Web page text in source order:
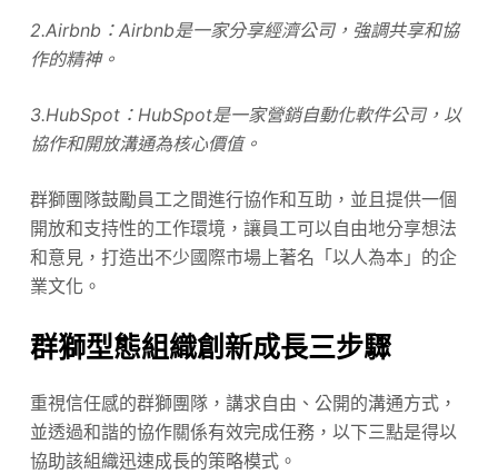
2.Airbnb：Airbnb是一家分享經濟公司，強調共享和協
作的精神。
3.HubSpot：HubSpot是一家營銷自動化軟件公司，以
協作和開放溝通為核心價值。
群獅團隊鼓勵員工之間進行協作和互助，並且提供一個
開放和支持性的工作環境，讓員工可以自由地分享想法
和意見，打造出不少國際市場上著名「以人為本」的企
業文化。
群獅型態組織創新成長三步驟
重視信任感的群獅團隊，講求自由、公開的溝通方式，
並透過和諧的協作關係有效完成任務，以下三點是得以
協助該組織迅速成長的策略模式。